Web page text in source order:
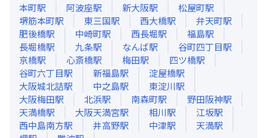
本町駅 阿波座駅 新大阪駅 松屋町駅
堺筋本町駅 東三国駅 西大橋駅 弁天町駅
肥後橋駅 中崎町駅 西長堀駅 福島駅
長堀橋駅 九条駅 なんば駅 谷町四丁目駅
京橋駅 心斎橋駅 梅田駅 四ツ橋駅
谷町六丁目駅 新福島駅 淀屋橋駅
大阪城北詰駅 中之島駅 東淀川駅
大阪梅田駅 北浜駅 南森町駅 野田阪神駅
天満橋駅 大阪天満宮駅 相川駅 江坂駅
西中島南方駅 井高野駅 中津駅 天満駅